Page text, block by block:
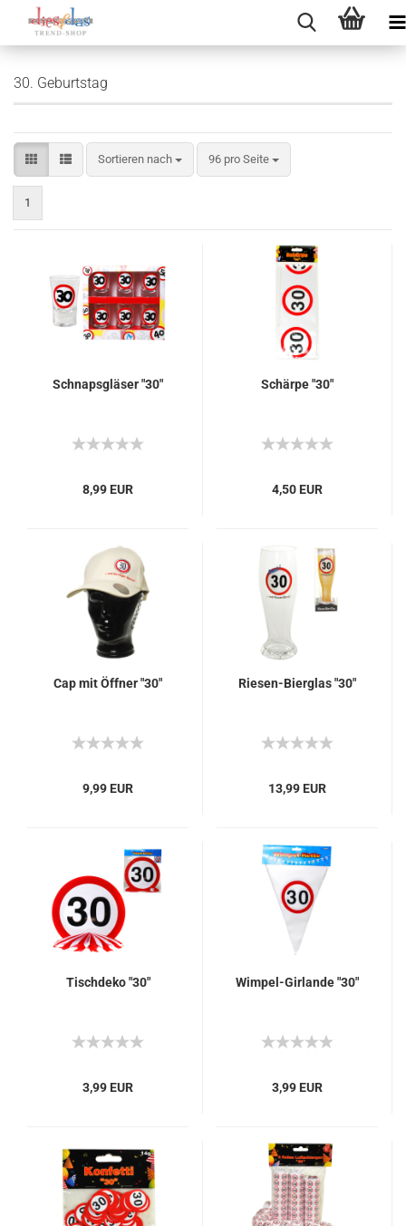
30. Geburtstag
Sortieren nach
Sortieren nach 96 pro Seite
pro Seite
1
Schnapsgläser "30"
8,99 EUR
Schärpe "30"
4,50 EUR
Cap mit Öffner "30"
9,99 EUR
Riesen-Bierglas "30"
13,99 EUR
Tischdeko "30"
3,99 EUR
Wimpel-Girlande "30"
3,99 EUR